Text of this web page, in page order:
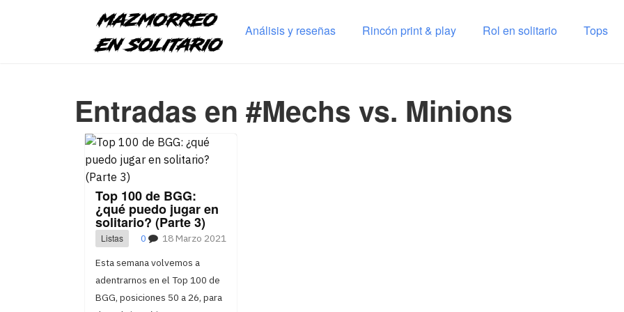
Análisis y reseñas Rincón print & play Rol en solitario Tops
Entradas en #Mechs vs. Minions
Top 100 de BGG:
¿qué puedo jugar en
solitario? (Parte 3)
Listas 18 Marzo 2021
0
Esta semana volvemos a
adentrarnos en el Top 100 de
BGG, posiciones 50 a 26, para